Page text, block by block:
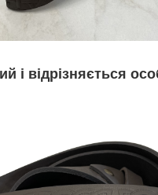
і відрізняється